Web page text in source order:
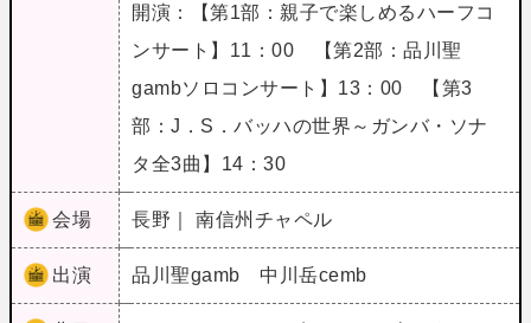
開演：【第1部：親子で楽しめるハーフコ
ンサート】11：00 【第2部：品川聖
gambソロコンサート】13：00 【第3
部：J．S．バッハの世界～ガンバ・ソナ
タ全3曲】14：30
会場 長野｜ 南信州チャペル
出演 品川聖gamb 中川岳cemb